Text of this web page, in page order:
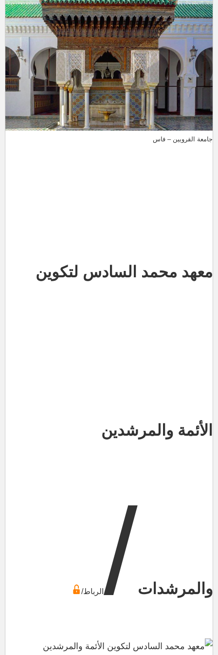
جامعة القرويين – فاس
معهد محمد السادس لتكوين
الأئمة والمرشدين
والمرشدات/ الرباط/